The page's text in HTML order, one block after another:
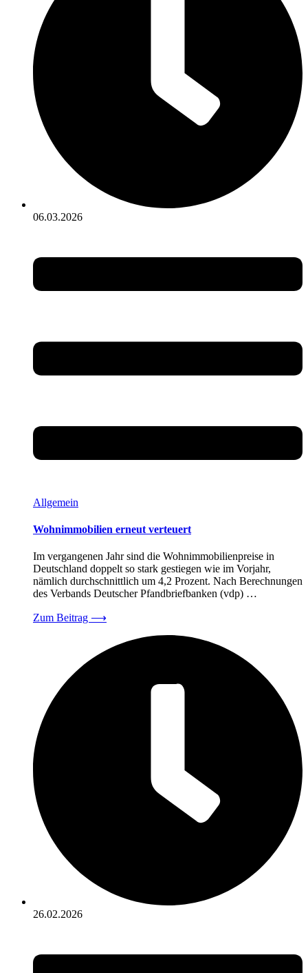
06.03.2026
Allgemein
Wohnimmobilien erneut verteuert
Im vergangenen Jahr sind die Wohnimmobilienpreise in
Deutschland doppelt so stark gestiegen wie im Vorjahr,
nämlich durchschnittlich um 4,2 Prozent. Nach Berechnungen
des Verbands Deutscher Pfandbriefbanken (vdp) …
Zum Beitrag ⟶
26.02.2026